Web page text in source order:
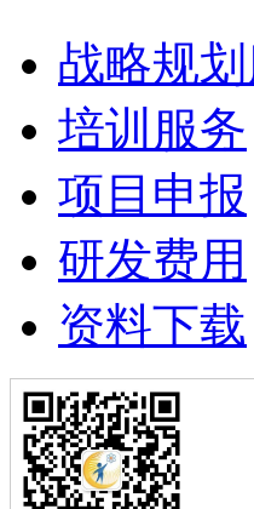
战略规
培训服务
项目申报
研发费用
资料下载